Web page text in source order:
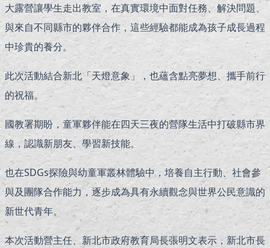
大露營讓學生走出教室，在真實環境中面對任務、解決問題、
與來自不同縣市的夥伴合作，這些經驗都能成為孩子成長過程
中珍貴的養分。
此次活動結合新北「天燈意象」，也蘊含點亮夢想、攜手前行
的祝福。
國教署期盼，童軍夥伴能在四天三夜的營隊生活中打破縣市界
線，認識新朋友、學習新技能。
也在SDGs探險與幼童軍叢林體驗中，培養自主行動、社會參
與及團隊合作能力，逐步成為具有永續觀念與世界公民意識的
新世代青年。
本次活動營主任、新北市政府教育局長張明文表示，新北市長